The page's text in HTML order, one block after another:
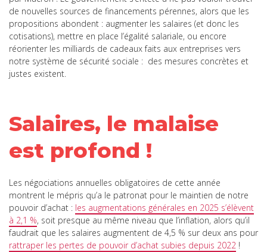
de nouvelles sources de financements pérennes, alors que les
propositions abondent : augmenter les salaires (et donc les
cotisations), mettre en place l’égalité salariale, ou encore
réorienter les milliards de cadeaux faits aux entreprises vers
notre système de sécurité sociale : des mesures concrètes et
justes existent.
Salaires, le malaise
est profond !
Les négociations annuelles obligatoires de cette année
montrent le mépris qu’a le patronat pour le maintien de notre
pouvoir d’achat : les augmentations générales en 2025 s’élèvent
à 2,1 %, soit presque au même niveau que l’inflation, alors qu’il
faudrait que les salaires augmentent de 4,5 % sur deux ans pour
rattraper les pertes de pouvoir d’achat subies depuis 2022 !